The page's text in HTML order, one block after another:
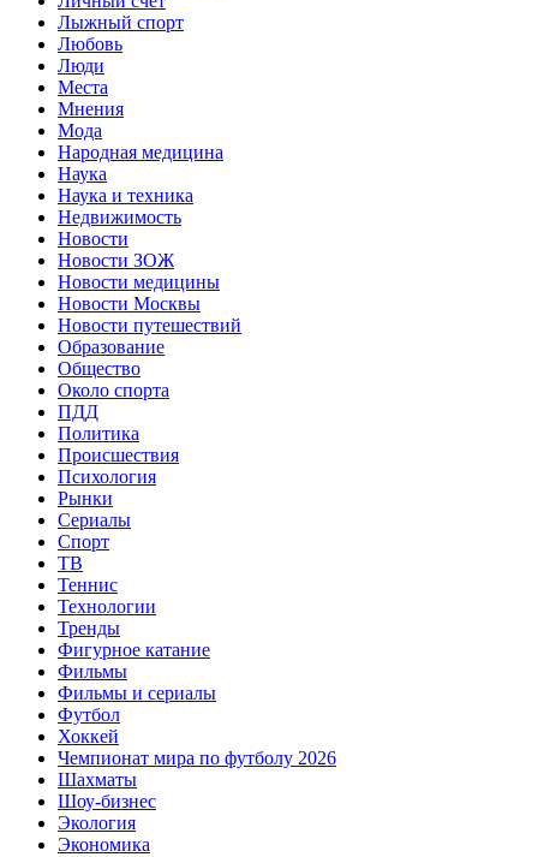
Лыжный спорт
Любовь
Люди
Места
Мнения
Мода
Народная медицина
Наука
Наука и техника
Недвижимость
Новости
Новости ЗОЖ
Новости медицины
Новости Москвы
Новости путешествий
Образование
Общество
Около спорта
ПДД
Политика
Происшествия
Психология
Рынки
Сериалы
Спорт
ТВ
Теннис
Технологии
Тренды
Фигурное катание
Фильмы
Фильмы и сериалы
Футбол
Хоккей
Чемпионат мира по футболу 2026
Шахматы
Шоу-бизнес
Экология
Экономика